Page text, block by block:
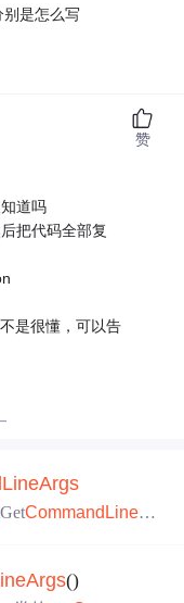
是怎么写
道吗
把代码全部复
是很懂，可以告
赞
LineArgs
Command LineAr
Args()